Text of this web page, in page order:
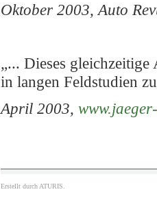
Oktober 2003, Auto
„... Dieses
in langen Feldstudien
April 2003,
Erstellt durch ATURIS.